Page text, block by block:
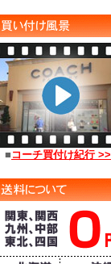
■ コーチ買付け紀行 >>